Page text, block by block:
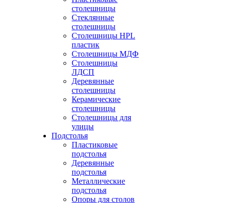
столешницы
Стеклянные
столешницы
Столешницы HPL
пластик
Столешницы МДФ
Столешницы
ЛДСП
Деревянные
столешницы
Керамические
столешницы
Столешницы для
улицы
Подстолья
Пластиковые
подстолья
Деревянные
подстолья
Металлические
подстолья
Опоры для столов